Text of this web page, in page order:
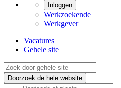
Inloggen
Werkzoekende
Werkgever
Vacatures
Gehele site